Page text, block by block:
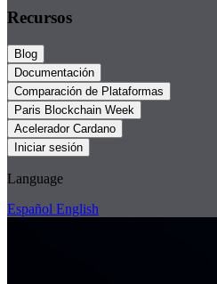
Recursos
Blog
Documentación
Comparación de Plataformas
Paris Blockchain Week
Acelerador Cardano
Iniciar sesión
Language
Español English